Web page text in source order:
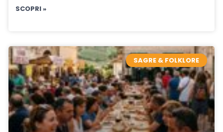
SCOPRI »
SAGRE & FOLKLORE